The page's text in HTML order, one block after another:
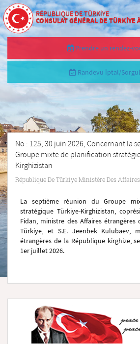
RÉPUBLIQUE DE TÜRKİYE
CONSULAT GÉNÉRAL DE TÜRKİYE
Prendre un rendez-
Randevu İptal/
No : 125, 30 juin 2026, Concernant la
Groupe mixte de planification
Kirghizistan
République De Türkiye Ministère Des
La septième réunion du Groupe
stratégique Türkiye-Kirghizistan,
Fidan, ministre des Affaires
Türkiye, et S.E. Jeenbek Kulubaev,
étrangères de la République kirghize,
1er juillet 2026.